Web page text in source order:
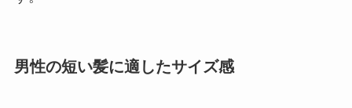
男性の短い髪に適したサイズ感